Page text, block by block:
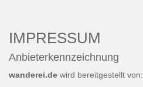
IMPRESSUM
Anbieterkennzeichnung
wanderei.de wird bereitgestellt von: